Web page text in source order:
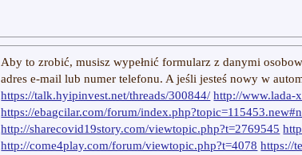
Aby to zrobić, musisz wypełnić formularz z danymi
adres e-mail lub numer telefonu. A jeśli jesteś nowy w
https://talk.hyipinvest.net/threads/300844/ http://www.lada-
https://ebagcilar.com/forum/
http://sharecovid19story.com/viewtopic.php?t=2769545
http://come4play.com/forum/viewtopic.php?t=4078 https://